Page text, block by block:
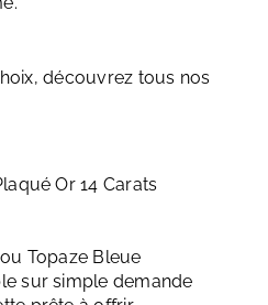
découvrez tous nos
Or 14 Carats
Topaze Bleue
sur simple demande